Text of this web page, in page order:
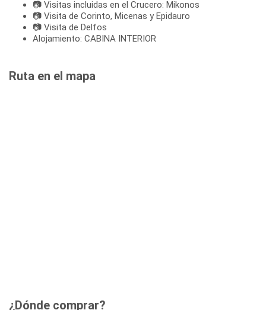
📷 Visitas incluidas en el Crucero: Mikonos
📷 Visita de Corinto, Micenas y Epidauro
📷 Visita de Delfos
Alojamiento: CABINA INTERIOR
Ruta en el mapa
¿Dónde comprar?